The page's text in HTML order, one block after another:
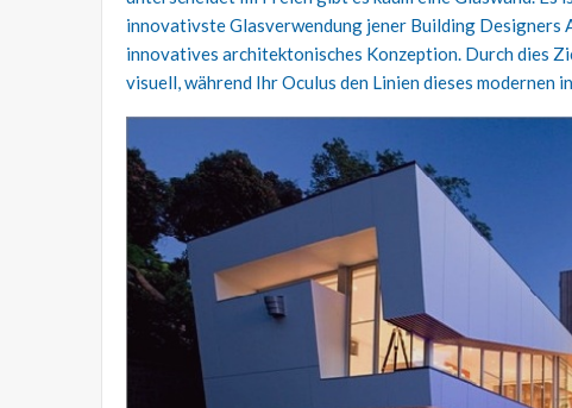
innovativste Glasverwendung jener Building
innovatives architektonisches Konzeption. Durch dies
visuell, während Ihr Oculus den Linien dieses modernen